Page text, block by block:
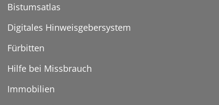
Bistumsatlas
Digitales Hinweisgebersystem
Fürbitten
Hilfe bei Missbrauch
Immobilien